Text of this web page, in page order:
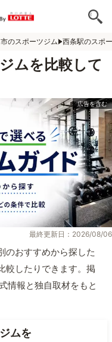
のスポーツジム 西条駅のスポ
ムを比較して
最終更新日：2026/08/06
のおすすめから探した
較したりできます。掲
情報と独自取材をもと
ムを